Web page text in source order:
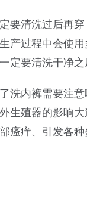
要清洗过后再
产过程中会使
定要清洗干净
洗内裤需要注
生殖器的影响
瘙痒、引发各